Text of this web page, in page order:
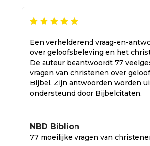
Een verhelderend vraag-en-
over geloofsbeleving en het
De auteur beantwoordt 77
vragen van christenen over
Bijbel. Zijn antwoorden worden
ondersteund door Bijbelcitaten.
NBD Biblion
77 moeilijke vragen van